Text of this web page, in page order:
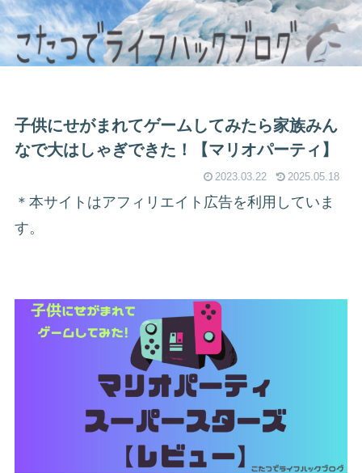
子供にせがまれてゲームしてみたら家族みん
なで大はしゃぎできた！【マリオパーティ】
2023.03.22 2025.05.18
＊本サイトはアフィリエイト広告を利用していま
す。